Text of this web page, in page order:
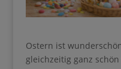
Ostern ist
gleichzeitig ganz schön